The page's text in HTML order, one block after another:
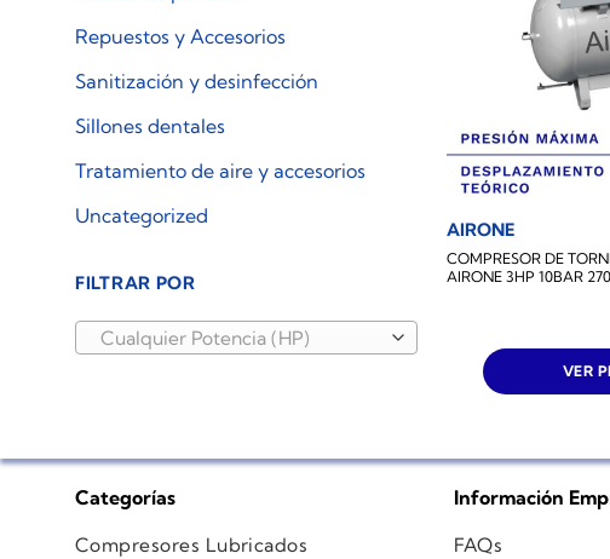
Repuestos y Accesorios
Sanitización y desinfección
Sillones dentales
Tratamiento de aire y accesorios
Uncategorized
FILTRAR POR
Cualquier Potencia (HP)
AIRONE
COMPRESOR DE
AIRONE 3HP 10BAR
VER
Categorías
Compresores Lubricados
Información
FAQs